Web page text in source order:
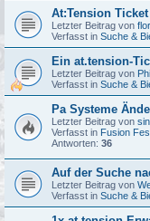
At:Tension
Letzter Beitrag von
Verfasst in Suche &
Ein at.tension-
Letzter Beitrag von
Verfasst in Suche &
Pa Systeme
Letzter Beitrag von
Verfasst in Fusion
Antworten: 36
Auf der Suche
Letzter Beitrag von
Verfasst in Suche &